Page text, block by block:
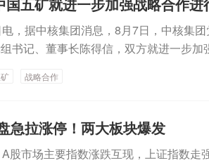
，据中核集团消息，8月7日，中核集
书记、董事长陈得信，双方就进一步
的合作基础，稳妥高效推进重点矿产项
战略合作
急拉涨停！两大板块爆发
股市场主要指数涨跌互现，上证指数走